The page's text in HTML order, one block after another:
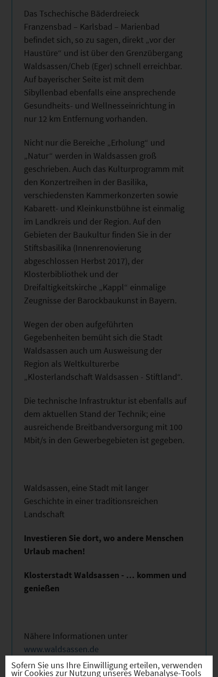
Das Tschechische Bäderdreieck
Franzensbad – Karlsbad – Marienbad
befindet sich, so zu sagen, direkt „vor der
Haustüre“ und ist über den Grenzübergang
Waldsassen/Cheb (Eger) schnell erreichbar.
Auf bayerischer Seite ist mit dem
Sibyllenbad ebenfalls eine ansprechende
Gesundheits- und Wellnesseinrichtung in
nur 12 km Entfernung vorhanden.
Nicht nur die Bereiche „Erholung“ und
„Natur“ werden in Waldsassen groß
geschrieben. Auch das Kulturprogramm mit
den Konzertreihen in der Basilika,
verschiedensten Kammerkonzerten sowie
Kabarett- und Kleinkunstbühne ist einmalig
im Landkreis und der Region. Auf den
Gebieten der Baukultur finden Sie in der
Stiftsbasilika (Innenrenovierung
abgeschlossen Herbst 2017), der
Klosterbibliothek und der
Dreifaltigkeitskirche „Kappl“ einmalige
Zeugnisse der Barockbaukunst in Bayern.
Wegen der oben aufgeführten
Gegebenheiten bemüht sich die Stadt
Waldsassen auch um Ausweisung der
Region als Weltkulturerbe
„Klosterlandschaft Waldsassen - Stiftland“.
Die technische Infrastruktur ist ebenfalls auf
dem aktuellen Stand der Technik; eine
ausreichende Breitbandversorgung mit 100
Mbit/s in den Gewerbegebieten ist gegeben.
Waldsassen, eine Stadt mit langer
Geschichte in einer traditionsreichen
Landschaft
Investieren Sie dort, wo andere Menschen
Urlaub machen!
Klosterstadt Waldsassen - … kommen und
genießen
Nähere Informationen unter
www.waldsassen.de
Sofern Sie uns Ihre Einwilligung erteilen, verwenden
wir Cookies zur Nutzung unseres Webanalyse-Tools